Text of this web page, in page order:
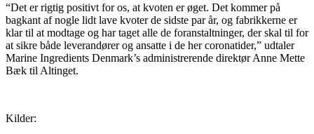
“Det er rigtig positivt for os, at kvoten er øget. Det kommer på
bagkant af nogle lidt lave kvoter de sidste par år, og fabrikkerne er
klar til at modtage og har taget alle de foranstaltninger, der skal til for
at sikre både leverandører og ansatte i de her coronatider,” udtaler
Marine Ingredients Denmark’s administrerende direktør Anne Mette
Bæk til Altinget.
Kilder: